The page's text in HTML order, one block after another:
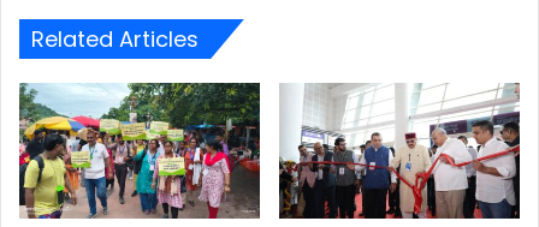
Related Articles